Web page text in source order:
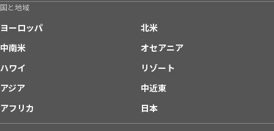
国と地域
ヨーロッパ
北米
中南米
オセアニア
ハワイ
リゾート
アジア
中近東
アフリカ
日本